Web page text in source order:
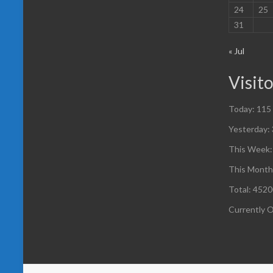
24
25
31
« Jul
Today: 115
Yesterday:
This
This
Total:
Currently